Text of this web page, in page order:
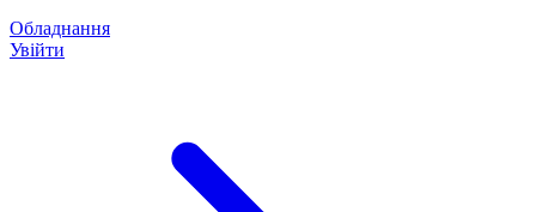
Обладнання
Увійти